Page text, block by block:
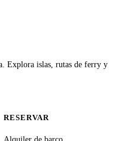
Explora islas, rutas de ferry y
RESERVAR